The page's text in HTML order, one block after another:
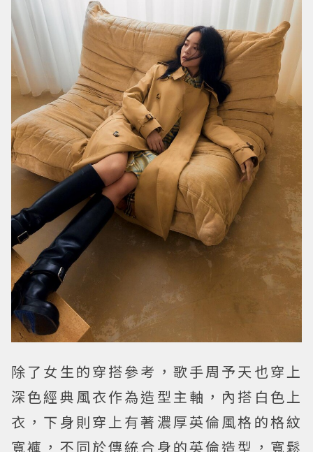
除了女生的穿搭參考，歌手周予天也穿上
深色經典風衣作為造型主軸，內搭白色上
衣，下身則穿上有著濃厚英倫風格的格紋
寬褲，不同於傳統合身的英倫造型，寬鬆